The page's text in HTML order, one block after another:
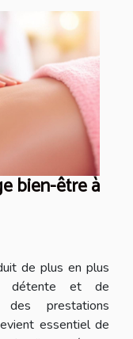
bien-être à
de plus en plus
détente et de
des prestations
essentiel de